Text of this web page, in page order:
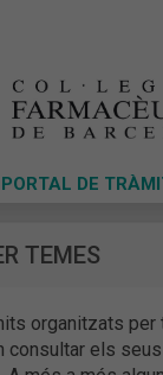
PORTAL DE
TEMES
organitzats per
consultar els